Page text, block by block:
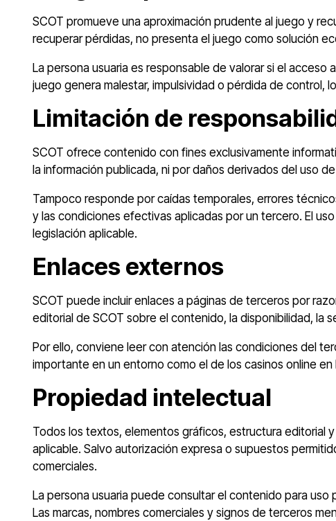
SCOT promueve una aproximación prudente al juego y
recuperar pérdidas, no presenta el juego como solución
La persona usuaria es responsable de valorar si el
juego genera malestar, impulsividad o pérdida de control,
Limitación de
SCOT ofrece contenido con fines exclusivamente
la información publicada, ni por daños derivados del uso
Tampoco responde por caídas temporales, errores
y las condiciones efectivas aplicadas por un tercero. El
legislación aplicable.
Enlaces externos
SCOT puede incluir enlaces a páginas de terceros por
editorial de SCOT sobre el contenido, la disponibilidad, la
Por ello, conviene leer con atención las condiciones del
importante en un entorno como el de los casinos online
Propiedad intelectual
Todos los textos, elementos gráficos, estructura editorial
aplicable. Salvo autorización expresa o supuestos
comerciales.
La persona usuaria puede consultar el contenido para
Las marcas, nombres comerciales y signos de terceros